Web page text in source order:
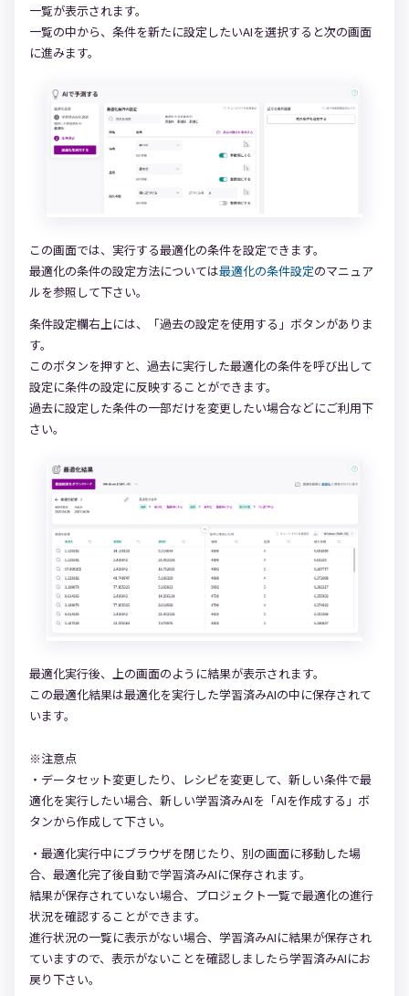
一覧が表示されます。
一覧の中から、条件を新たに設定したいAIを選択すると次の画面
に進みます。
この画面では、実行する最適化の条件を設定できます。
最適化の条件の設定方法については最適化の条件設定のマニュア
ルを参照して下さい。
条件設定欄右上には、「過去の設定を使用する」ボタンがありま
す。
このボタンを押すと、過去に実行した最適化の条件を呼び出して
設定に条件の設定に反映することができます。
過去に設定した条件の一部だけを変更したい場合などにご利用下
さい。
最適化実行後、上の画面のように結果が表示されます。
この最適化結果は最適化を実行した学習済みAIの中に保存されて
います。
※注意点
・データセット変更したり、レシピを変更して、新しい条件で最
適化を実行したい場合、新しい学習済みAIを「AIを作成する」ボ
タンから作成して下さい。
・最適化実行中にブラウザを閉じたり、別の画面に移動した場
合、最適化完了後自動で学習済みAIに保存されます。
結果が保存されていない場合、プロジェクト一覧で最適化の進行
状況を確認することができます。
進行状況の一覧に表示がない場合、学習済みAIに結果が保存され
ていますので、表示がないことを確認しましたら学習済みAIにお
戻り下さい。